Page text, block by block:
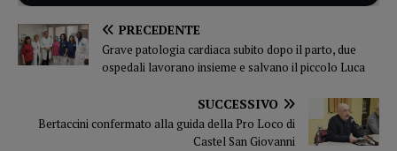
PRECEDENTE
Grave patologia cardiaca subito dopo il parto, due
ospedali lavorano insieme e salvano il piccolo Luca
SUCCESSIVO
Bertaccini confermato alla guida della Pro Loco di
Castel San Giovanni